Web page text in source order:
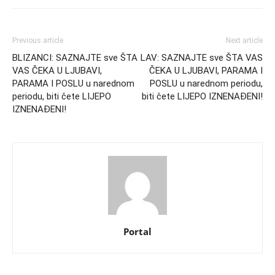
Previous article
BLIZANCI: SAZNAJTE sve ŠTA
VAS ČEKA U LJUBAVI,
PARAMA I POSLU u narednom
periodu, biti čete LIJEPO
IZNENAĐENI!
Next article
LAV: SAZNAJTE sve ŠTA VAS
ČEKA U LJUBAVI, PARAMA I
POSLU u narednom periodu,
biti čete LIJEPO IZNENAĐENI!
Portal